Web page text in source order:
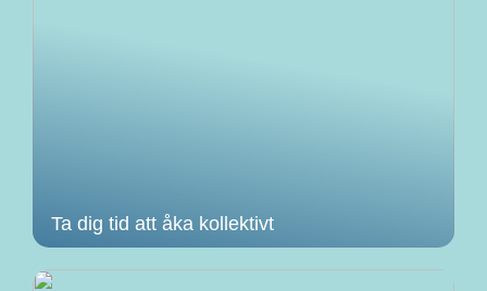
Ta dig tid att åka kollektivt